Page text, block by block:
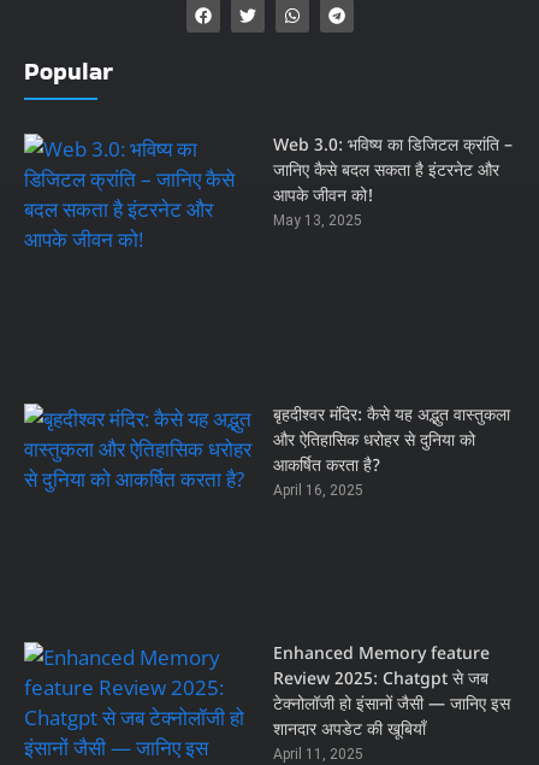
Popular
Web 3.0: भविष्य का डिजिटल क्रांति –
जानिए कैसे बदल सकता है इंटरनेट और
आपके जीवन को!
May 13, 2025
बृहदीश्वर मंदिर: कैसे यह अद्भुत वास्तुकला
और ऐतिहासिक धरोहर से दुनिया को
आकर्षित करता है?
April 16, 2025
Enhanced Memory feature
Review 2025: Chatgpt से जब
टेक्नोलॉजी हो इंसानों जैसी — जानिए इस
शानदार अपडेट की खूबियाँ
April 11, 2025